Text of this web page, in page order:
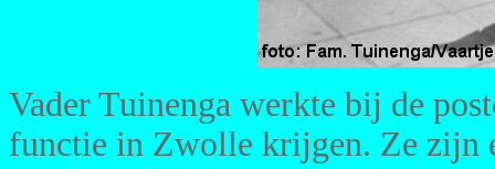
Vader Tuinenga werkte bij de
functie in Zwolle krijgen. Ze zijn